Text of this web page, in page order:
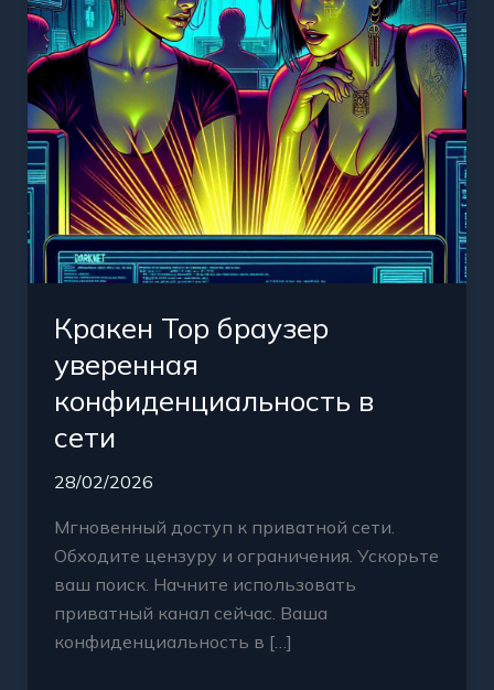
Кракен Тор браузер
уверенная
конфиденциальность в
сети
28/02/2026
Мгновенный доступ к приватной сети.
Обходите цензуру и ограничения. Ускорьте
ваш поиск. Начните использовать
приватный канал сейчас. Ваша
конфиденциальность в […]
сети